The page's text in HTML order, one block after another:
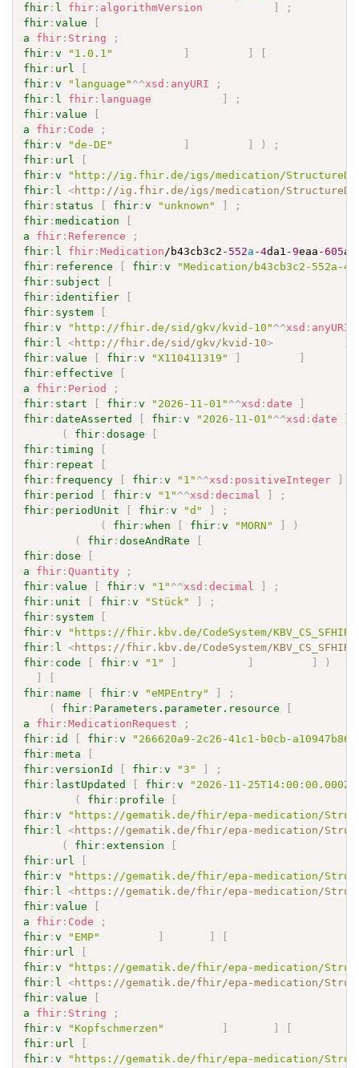
fhir : l fhir : algorithmVersion
;
fhir :value
a
fhir : String
;
fhir :v "1.0.1"
fhir : url
fhir :v "language" ^^xsd : anyURI
;
fhir : l fhir : language
;
fhir :value
a
fhir : Code
;
fhir :v "de-DE" )
;
fhir : url
fhir :v
"http://ig.fhir.de/igs/medication/
fhir : l <http://ig.fhir.de/igs/medication/
fhir : status fhir :v "unknown"
;
fhir :medication
a
fhir : Reference
;
fhir : l fhir :Medication /b43cb3c2 -552a -4da1 -9eaa -605
fhir : reference fhir :v
"Medication/b43cb3c2-552a-
fhir : subject
fhir : identifier
fhir : system
fhir :v "http://fhir.de/sid/gkv/kvid-10" ^^xsd : anyURI
fhir : l <http://fhir.de/sid/gkv/kvid-10>
fhir :value fhir :v "X110411319"
fhir :effective
a
fhir : Period
;
fhir : start fhir :v "2026-11-01" ^^xsd :date
fhir :dateAsserted fhir :v "2026-11-01" ^^xsd :date
(
fhir :dosage
fhir :timing
fhir : repeat
fhir : frequency fhir :v "1" ^^xsd : positiveInteger
fhir : period fhir :v "1" ^^xsd :decimal
;
fhir : periodUnit fhir :v "d"
;
(
fhir :when fhir :v "MORN"
)
(
fhir :doseAndRate
fhir :dose
a
fhir :Quantity
;
fhir :value fhir :v "1" ^^xsd :decimal
;
fhir : unit fhir :v "Stück"
;
fhir : system
fhir :v
"https://fhir.kbv.de/CodeSystem/
fhir : l <https://fhir.kbv.de/CodeSystem/
fhir : code fhir :v "1"
)
fhir : name fhir :v "eMPEntry"
;
(
fhir : Parameters.parameter.resource
a
fhir :MedicationRequest
;
fhir : id fhir :v
"266620a9-2c26-41c1-b0cb-
fhir :meta
fhir :versionId fhir :v "3"
;
fhir : lastUpdated fhir :v "2026-11-25T14:00:00.000Z"
(
fhir : profile
fhir :v
"https://gematik.de/fhir/epa-medication/
fhir : l <https://gematik.de/fhir/epa-medication/
(
fhir :extension
fhir : url
fhir :v
"https://gematik.de/fhir/epa-medication/
fhir : l <https://gematik.de/fhir/epa-medication/
fhir :value
a
fhir : Code
;
fhir :v "EMP"
fhir : url
fhir :v
"https://gematik.de/fhir/epa-medication/
fhir : l <https://gematik.de/fhir/epa-medication/
fhir :value
a
fhir : String
;
fhir :v "Kopfschmerzen"
fhir : url
fhir :v
"https://gematik.de/fhir/epa-medication/